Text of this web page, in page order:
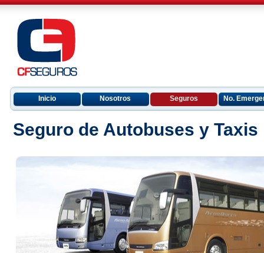
Inicio Nosotros Seguros No.
Seguro de Autobuses y Taxis